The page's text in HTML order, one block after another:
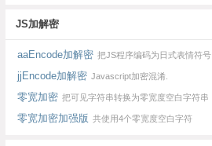
JS加解密
aaEncode加解密 把JS程序编码为日式表情符号
jjEncode加解密 Javascript加密混淆.
零宽加密 把可见字符串转换为零宽度空白字符串
零宽加密加强版 共使用4个零宽度空白字符